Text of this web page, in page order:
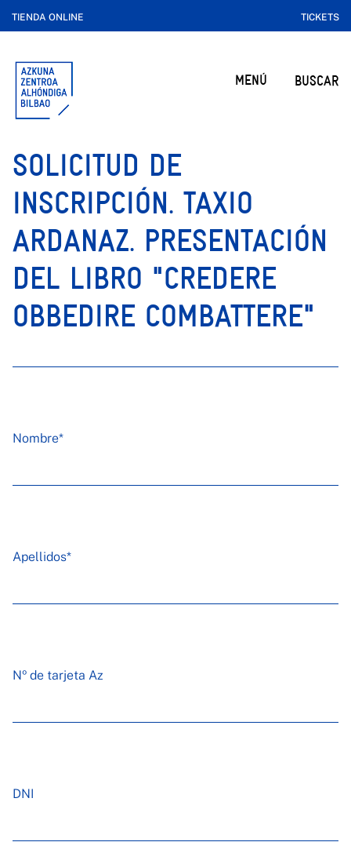
TIENDA ONLINE TICKETS
MENÚ BUSCAR
SOLICITUD DE
INSCRIPCIÓN. TAXIO
ARDANAZ. PRESENTACIÓN
DEL LIBRO "CREDERE
OBBEDIRE COMBATTERE"
Nombre*
Apellidos*
Nº de tarjeta Az
DNI